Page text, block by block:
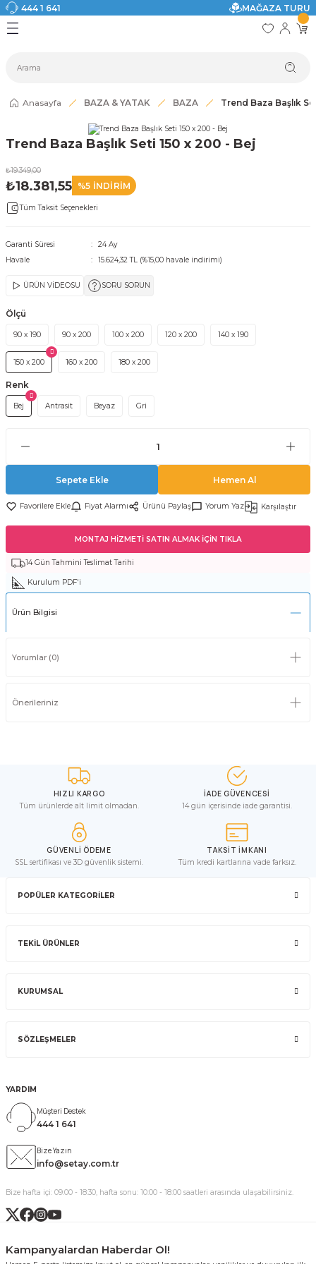
444 1 641
MAĞAZA TURU
Geri Dön
Geri Dön
Geri Dön
Geri Dön
Geri Dön
Geri Dön
Anasayfa BAZA & YATAK BAZA Trend Baza Başlık
Trend Baza Başlık Seti 150 x 200 - Bej
₺19.349,00
₺18.381,55 %5 İNDİRİM
Tüm Taksit Seçenekleri
Garanti Süresi
24 Ay
Havale
15.624,32 TL (%15,00 havale indirimi)
ÜRÜN VİDEOSU SORU SORUN
Ölçü
90 x 190 90 x 200 100 x 200 120 x 200 140 x 190
150 x 200 160 x 200 180 x 200
Renk
Bej Antrasit Beyaz Gri
Sepete Ekle Hemen Al
Fiyat Alarmı Ürünü Paylaş Yorum Yaz Karşılaştır
MONTAJ HİZMETİ SATIN ALMAK İÇİN TIKLA
14 Gün Tahmini Teslimat Tarihi
Kurulum PDF'i
Ürün Bilgisi
Yorumlar (0)
Önerileriniz
HIZLI KARGO
Tüm ürünlerde alt limit olmadan.
İADE GÜVENCESİ
14 gün içerisinde iade garantisi.
GÜVENLİ ÖDEME
SSL sertifikası ve 3D güvenlik sistemi.
TAKSİT İMKANI
Tüm kredi kartlarına vade farksız.
POPÜLER KATEGORİLER
TEKİL ÜRÜNLER
KURUMSAL
SÖZLEŞMELER
YARDIM
Müşteri Destek
444 1 641
Bize Yazın
info@setay.com.tr
Bize hafta içi: 09:00 - 18:30, hafta sonu: 10:00 - 18:00 saatleri arasında ulaşabilirsiniz.
Kampanyalardan Haberdar Ol!